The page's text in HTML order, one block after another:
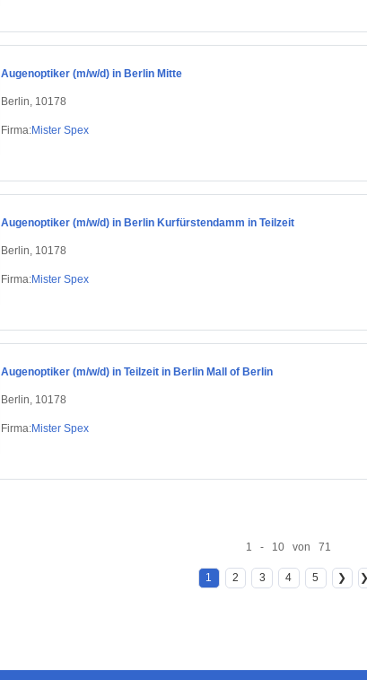
Augenoptiker (m/w/d) in Berlin Mitte
Berlin, 10178
Firma:Mister Spex
Augenoptiker (m/w/d) in Berlin Kurfürstendamm in Teilzeit
Berlin, 10178
Firma:Mister Spex
Augenoptiker (m/w/d) in Teilzeit in Berlin Mall of Berlin
Berlin, 10178
Firma:Mister Spex
1 - 10 von 71
1 2 3 4 5 ❯